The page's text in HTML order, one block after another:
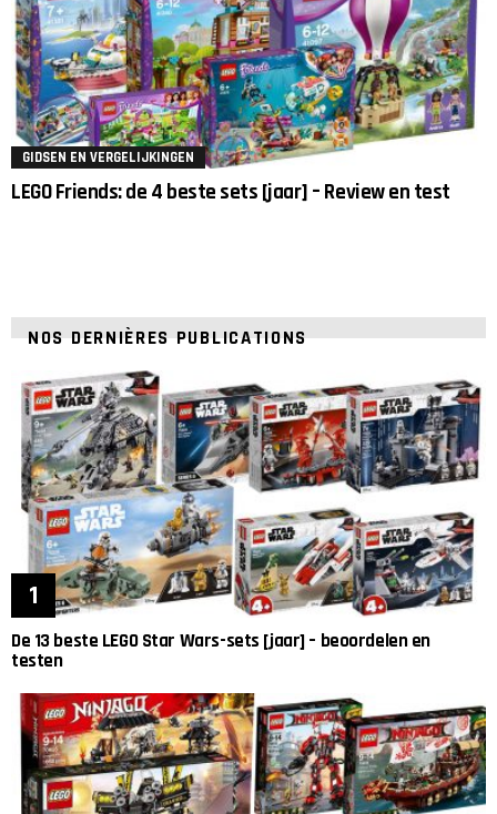
GIDSEN EN VERGELIJKINGEN
LEGO Friends: de 4 beste sets [jaar] – Review en test
NOS DERNIÈRES PUBLICATIONS
De 13 beste LEGO Star Wars-sets [jaar] – beoordelen en
testen